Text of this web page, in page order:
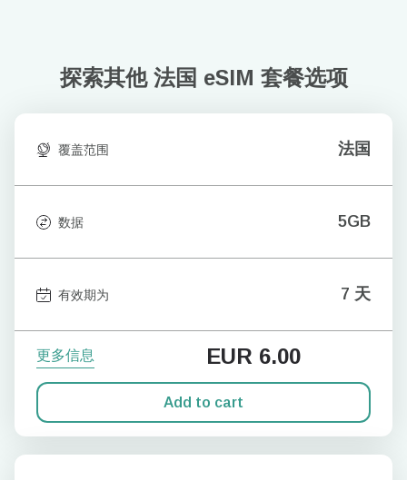
探索其他 法国 eSIM 套餐选项
覆盖范围 法国
数据 5GB
有效期为 7 天
更多信息 EUR 6.00
Add to cart